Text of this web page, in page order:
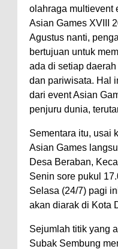
olahraga multievent
Asian Games XVIII
Agustus nanti,
bertujuan untuk
ada di setiap
dan pariwisata. Hal
dari event Asian
penjuru dunia,
Sementara itu, usai
Asian Games
Desa Beraban,
Senin sore pukul
Selasa (24/7) pagi
akan diarak di Kota
Sejumlah titik yang
Subak Sembung